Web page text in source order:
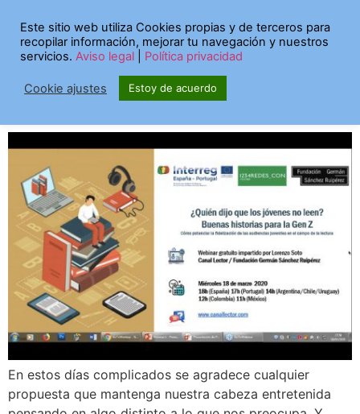
Etiqueta:fgsr
¿Quién dijo que los jóvenes
no leen?
En estos días complicados se agradece cualquier
propuesta que mantenga nuestra cabeza entretenida
Este sitio web utiliza Cookies propias y de terceros para
recopilar información, mejorar tu navegación y nuestros
servicios. Aviso legal Política privacidad
Cookie ajustes Estoy de acuerdo